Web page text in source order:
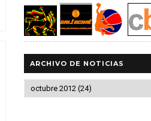
ARCHIVO DE NOTICIAS